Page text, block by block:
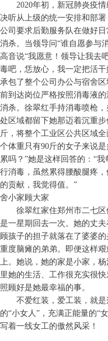
2020年初，新冠肺炎疫情
决听从上级的统一安排和部
公司要求后勤服务队在做好
消杀。当领导问“谁自愿参与
高音说“我愿意！领导让我去
毒吧，恁放心，我一定把活
承包了整个公司办公与宿舍
前到达岗位严格按照消毒液
消杀。徐翠红手持消毒喷枪
处区域都留下她那迈着沉重
斤，将整个工业区公共区域
个体重只有90斤的女子来说
累吗？”她是这样回答的：“
行消毒，虽然累得腰酸腿疼
的贡献，我觉得值。”
舍小家顾大家
徐翠红家住郑州市二七区
是一星期回去一次。她的丈
顾孩子的担子就落在了婆婆
重度脑瘫的弟弟。即便这样
上。她说，她的家是小家，
里她的生活、工作很充实很
照顾好是她最幸福的事。
不爱红装，爱工装，就是
的“小女人”，充满正能量的“
写着一线女工的傲然风采！